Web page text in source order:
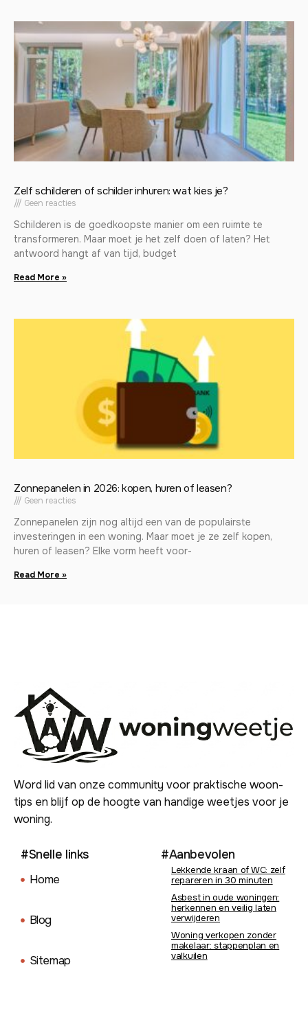
Zelf schilderen of schilder inhuren: wat kies je?
Geen reacties
Schilderen is de goedkoopste manier om een ruimte te
transformeren. Maar moet je het zelf doen of laten? Het
antwoord hangt af van tijd, budget
Read More »
Zonnepanelen in 2026: kopen, huren of leasen?
Geen reacties
Zonnepanelen zijn nog altijd een van de populairste
investeringen in een woning. Maar moet je ze zelf kopen,
huren of leasen? Elke vorm heeft voor-
Read More »
Word lid van onze community voor praktische woon-
tips en blijf op de hoogte van handige weetjes voor je
woning.
#Snelle links
Home
Blog
Sitemap
#Aanbevolen
Lekkende kraan of WC: zelf
repareren in 30 minuten
Asbest in oude woningen:
herkennen en veilig laten
verwijderen
Woning verkopen zonder
makelaar: stappenplan en
valkuilen